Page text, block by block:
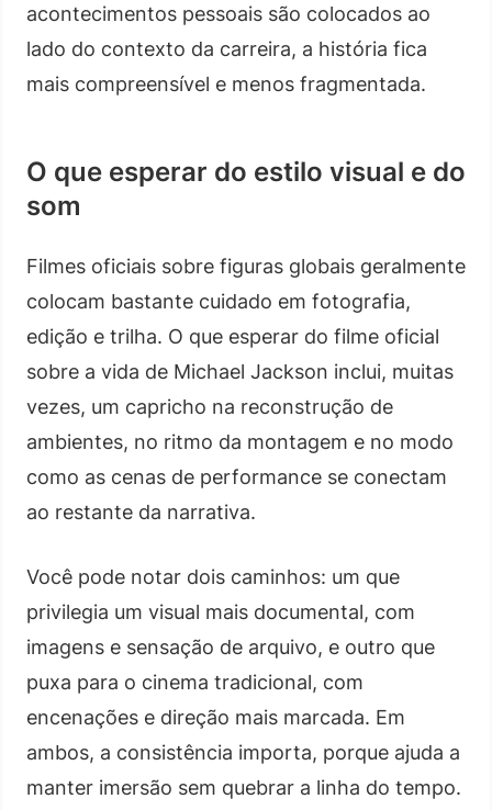
acontecimentos pessoais são colocados ao
lado do contexto da carreira, a história fica
mais compreensível e menos fragmentada.
O que esperar do estilo visual e do
som
Filmes oficiais sobre figuras globais geralmente
colocam bastante cuidado em fotografia,
edição e trilha. O que esperar do filme oficial
sobre a vida de Michael Jackson inclui, muitas
vezes, um capricho na reconstrução de
ambientes, no ritmo da montagem e no modo
como as cenas de performance se conectam
ao restante da narrativa.
Você pode notar dois caminhos: um que
privilegia um visual mais documental, com
imagens e sensação de arquivo, e outro que
puxa para o cinema tradicional, com
encenações e direção mais marcada. Em
ambos, a consistência importa, porque ajuda a
manter imersão sem quebrar a linha do tempo.